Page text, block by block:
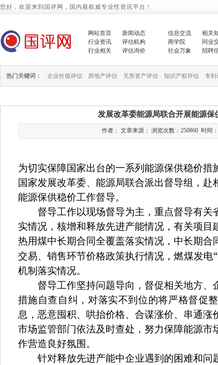
您好，欢迎来到国评网，国内最权威专业性资讯平台！
网站首页
新闻动态
行业资讯
评估机构
行业相关
评估询价
信息交流
相关
商学院
同业
社会万象
招聘
热门关键词： 企业价值评估 房地产评估 无形资产评估 知识产权评估 专利
发展改革委能源局联合开展能源保
作者： 文章来源： 浏览次数：250860 时间
为切实保障国家出台的一系列能源保供稳价措
国家发展改革委、能源局联合派出督导组，
能源保供稳价工作督导。
督导工作以现场督导为主，重点督导有关
实情况，核增和释放先进产能情况，有关项目
热用煤中长期合同全覆盖落实情况，中长期合
交易、销售环节价格政策执行情况，燃煤发电“
机制落实情况。
督导工作坚持问题导向，督促相关地方、
措施自查自纠，对落实不到位的将严格督促
息，恶意囤积、哄抬价格、合谋涨价、串通涨
市场监管部门依法及时查处，努力保障能源市
作营造良好氛围。
针对释放先进产能中企业遇到的困难和问